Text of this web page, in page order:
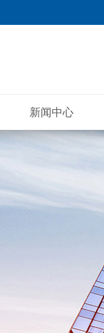
新闻中心